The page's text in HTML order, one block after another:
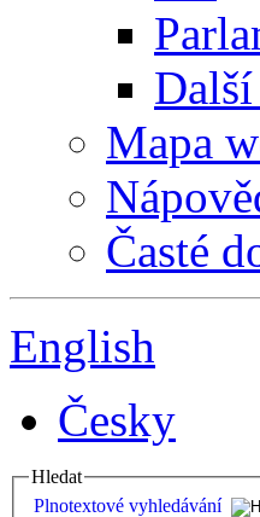
Mapa
Časté
English
Česky
Hledat
Plnotextové vyhledávání